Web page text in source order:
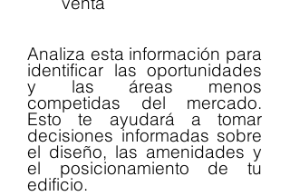
Analiza esta información para
identificar las oportunidades
y las áreas menos
competidas del mercado.
Esto te ayudará a tomar
decisiones informadas sobre
el diseño, las amenidades y
el posicionamiento de tu
edificio.